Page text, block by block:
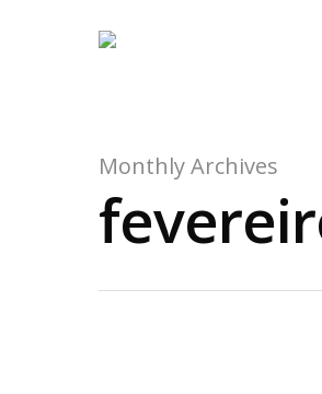
Monthly Archives